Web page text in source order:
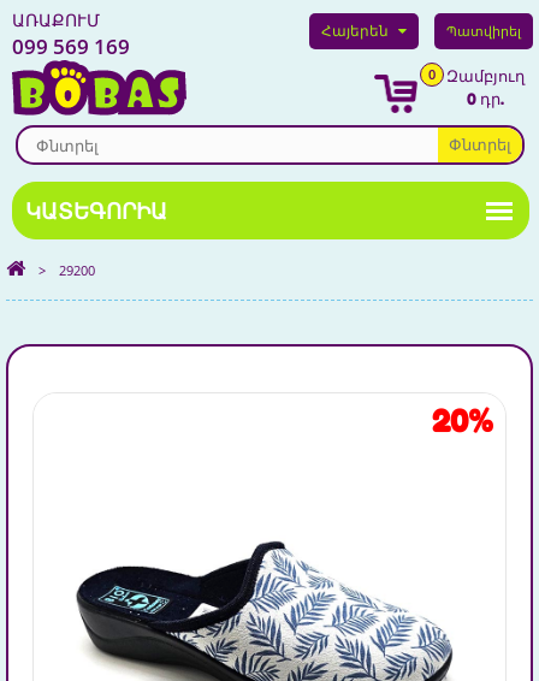
ԱՌԱՔՈՒՄ
099 569 169
Հայերեն Պատվիրել
Փնտրել
0
Զամբյուղ
0 դր.
> 29200
20%